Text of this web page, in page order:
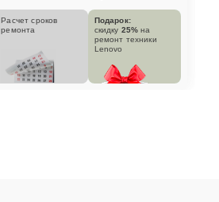
Расчет сроков
ремонта
Подарок:
скидку 25% на
ремонт техники
Lenovo